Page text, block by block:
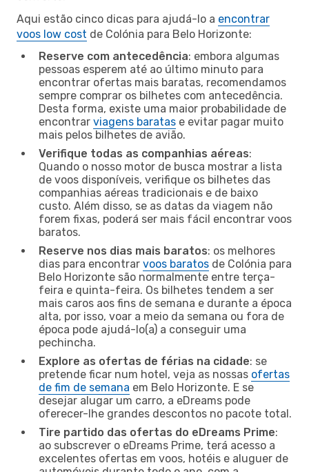
Aqui estão cinco dicas para ajudá-lo a encontrar
voos low cost de Colónia para Belo Horizonte:
Reserve com antecedência: embora algumas
pessoas esperem até ao último minuto para
encontrar ofertas mais baratas, recomendamos
sempre comprar os bilhetes com antecedência.
Desta forma, existe uma maior probabilidade de
encontrar viagens baratas e evitar pagar muito
mais pelos bilhetes de avião.
Verifique todas as companhias aéreas:
Quando o nosso motor de busca mostrar a lista
de voos disponíveis, verifique os bilhetes das
companhias aéreas tradicionais e de baixo
custo. Além disso, se as datas da viagem não
forem fixas, poderá ser mais fácil encontrar voos
baratos.
Reserve nos dias mais baratos: os melhores
dias para encontrar voos baratos de Colónia para
Belo Horizonte são normalmente entre terça-
feira e quinta-feira. Os bilhetes tendem a ser
mais caros aos fins de semana e durante a época
alta, por isso, voar a meio da semana ou fora de
época pode ajudá-lo(a) a conseguir uma
pechincha.
Explore as ofertas de férias na cidade: se
pretende ficar num hotel, veja as nossas ofertas
de fim de semana em Belo Horizonte. E se
desejar alugar um carro, a eDreams pode
oferecer-lhe grandes descontos no pacote total.
Tire partido das ofertas do eDreams Prime:
ao subscrever o eDreams Prime, terá acesso a
excelentes ofertas em voos, hotéis e aluguer de